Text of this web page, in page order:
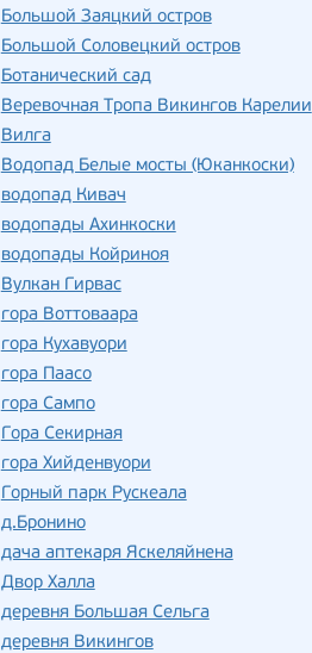
Большой Заяцкий остров
Большой Соловецкий остров
Ботанический сад
Веревочная Тропа Викингов Карелии
Вилга
Водопад Белые мосты (Юканкоски)
водопад Кивач
водопады Ахинкоски
водопады Койриноя
Вулкан Гирвас
гора Воттоваара
гора Кухавуори
гора Паасо
гора Сампо
Гора Секирная
гора Хийденвуори
Горный парк Рускеала
д.Бронино
дача аптекаря Яскеляйнена
Двор Халла
деревня Большая Сельга
деревня Викингов